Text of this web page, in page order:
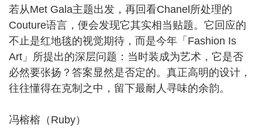
若从Met Gala主题出发，再回看Chanel所处理的
Couture语言，便会发现它其实相当贴题。它回应的
不止是红地毯的视觉期待，而是今年「Fashion Is
Art」所提出的深层问题：当时装成为艺术，它是否
必然要张扬？答案显然是否定的。真正高明的设计，
往往懂得在克制之中，留下最耐人寻味的余韵。
冯榕榕（Ruby）